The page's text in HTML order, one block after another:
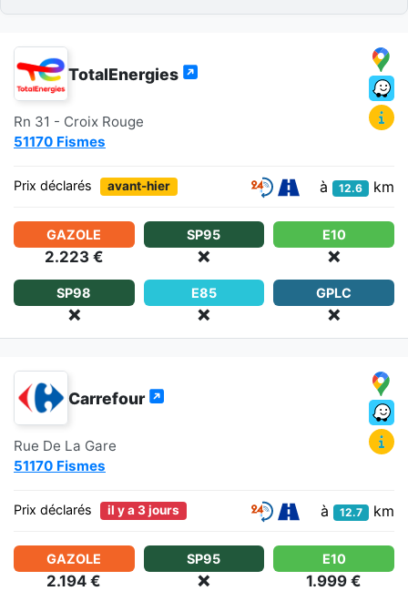
TotalEnergies
Rn 31 - Croix Rouge
51170 Fismes
Prix déclarés avant-hier à 12.6 km
GAZOLE
2.223 €
SP95
❌
E10
❌
SP98
❌
E85
❌
GPLC
❌
Carrefour
Rue De La Gare
51170 Fismes
Prix déclarés il y a 3 jours à 12.7 km
GAZOLE
2.194 €
SP95
❌
E10
1.999 €